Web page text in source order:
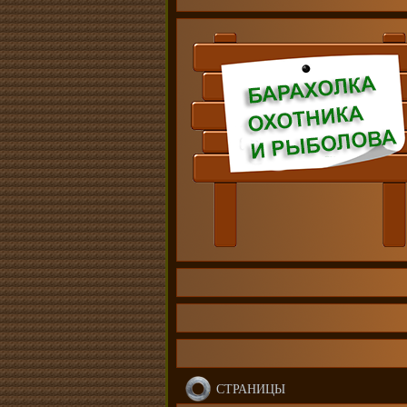
СТРАНИЦЫ